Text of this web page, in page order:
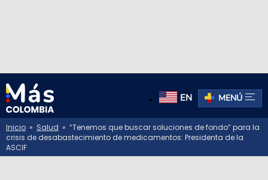
EN MENÚ
Inicio » Salud » “Tenemos que buscar soluciones de fondo” para la
crisis de desabastecimiento de medicamentos: Presidenta de la
ASCIF